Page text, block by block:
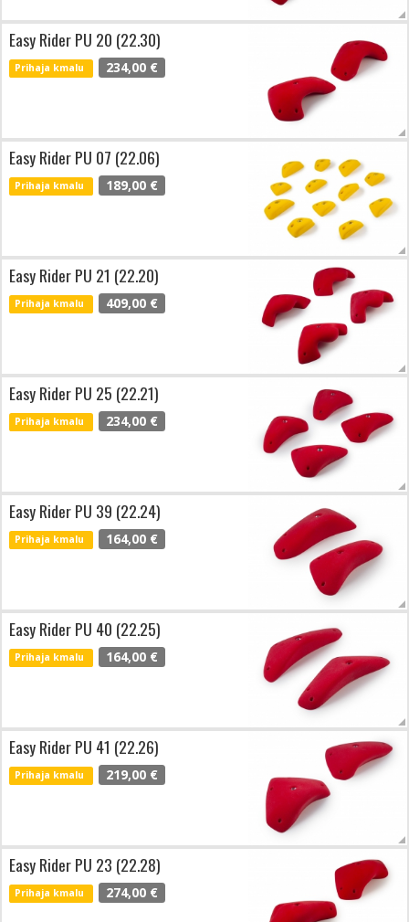
Easy Rider PU 20 (22.30)
Prihaja kmalu 234,00 €
Easy Rider PU 07 (22.06)
Prihaja kmalu 189,00 €
Easy Rider PU 21 (22.20)
Prihaja kmalu 409,00 €
Easy Rider PU 25 (22.21)
Prihaja kmalu 234,00 €
Easy Rider PU 39 (22.24)
Prihaja kmalu 164,00 €
Easy Rider PU 40 (22.25)
Prihaja kmalu 164,00 €
Easy Rider PU 41 (22.26)
Prihaja kmalu 219,00 €
Easy Rider PU 23 (22.28)
Prihaja kmalu 274,00 €